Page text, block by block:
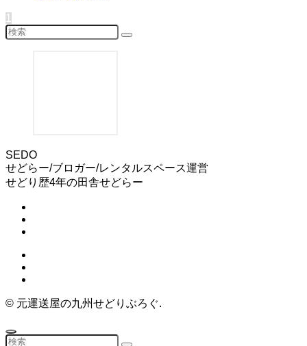
1
SEDO
せどらー/ブロガー/レンタルスペース運営
せどり歴4年の田舎せどらー
© 元運送屋の九州せどりぶろぐ.